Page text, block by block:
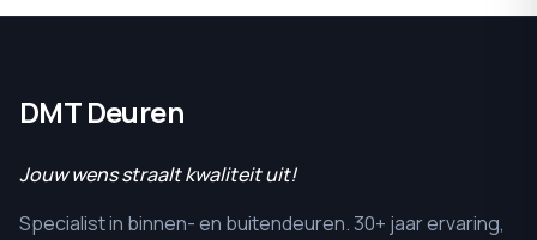
DMT Deuren
Jouw wens straalt kwaliteit uit!
Specialist in binnen- en buitendeuren. 30+ jaar ervaring,